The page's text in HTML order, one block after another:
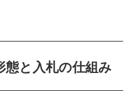
と入札の仕組み